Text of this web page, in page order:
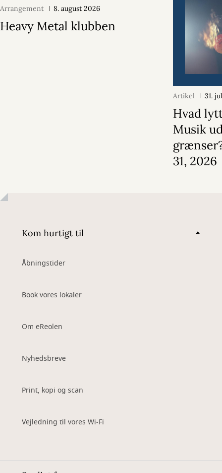
Arrangement 8. august 2026
Heavy Metal klubben
Artikel 31.
Hvad
Musik
31, 2026
Kom hurtigt til
Åbningstider
Book vores lokaler
Om eReolen
Nyhedsbreve
Print, kopi og scan
Vejledning til vores Wi-Fi